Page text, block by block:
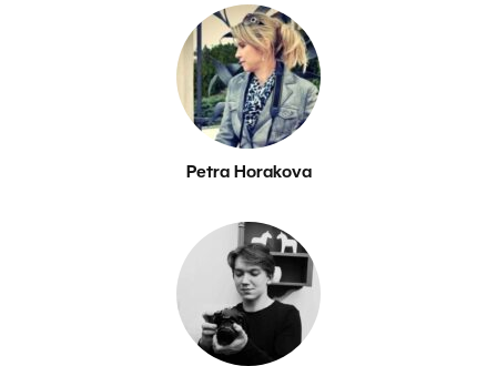
Petra Horakova